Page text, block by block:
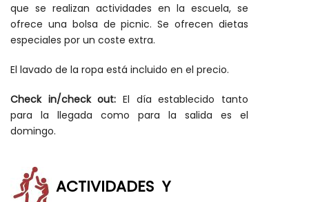
que se realizan actividades en la escuela, se
ofrece una bolsa de picnic. Se ofrecen dietas
especiales por un coste extra.
El lavado de la ropa está incluido en el precio.
Check in/check out: El día establecido tanto
para la llegada como para la salida es el
domingo.
ACTIVIDADES Y